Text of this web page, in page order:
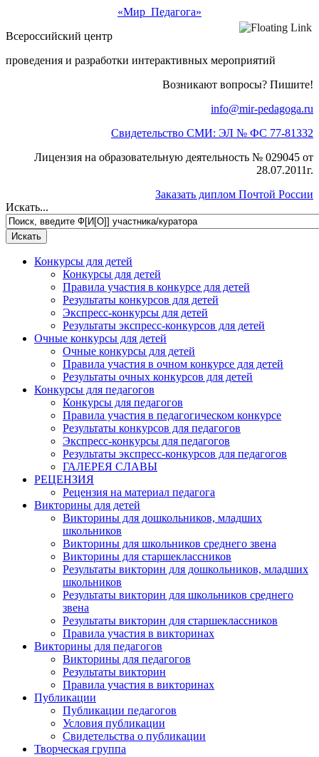
«Мир Педагога»
Всероссийский центр
проведения и разработки интерактивных мероприятий
Возникают вопросы? Пишите!
info@mir-pedagoga.ru
Свидетельство СМИ: ЭЛ № ФС 77-81332
Лицензия на образовательную деятельность № 029045 от
28.07.2011г.
Заказать диплом Почтой России
Искать...
Конкурсы для детей
Конкурсы для детей
Правила участия в конкурсе для детей
Результаты конкурсов для детей
Экспресс-конкурсы для детей
Результаты экспресс-конкурсов для детей
Очные конкурсы для детей
Очные конкурсы для детей
Правила участия в очном конкурсе для детей
Результаты очных конкурсов для детей
Конкурсы для педагогов
Конкурсы для педагогов
Правила участия в педагогическом конкурсе
Результаты конкурсов для педагогов
Экспресс-конкурсы для педагогов
Результаты экспресс-конкурсов для педагогов
ГАЛЕРЕЯ СЛАВЫ
РЕЦЕНЗИЯ
Рецензия на материал педагога
Викторины для детей
Викторины для дошкольников, младших
школьников
Викторины для школьников среднего звена
Викторины для старшеклассников
Результаты викторин для дошкольников, младших
школьников
Результаты викторин для школьников среднего
звена
Результаты викторин для старшеклассников
Правила участия в викторинах
Викторины для педагогов
Викторины для педагогов
Результаты викторин
Правила участия в викторинах
Публикации
Публикации педагогов
Условия публикации
Свидетельства о публикации
Творческая группа